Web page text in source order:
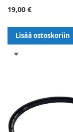
19,00 €
Lisää ostoskoriin